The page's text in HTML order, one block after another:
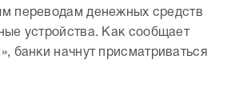
переводам денежных средств
устройства. Как сообщает
банки начнут присматриваться